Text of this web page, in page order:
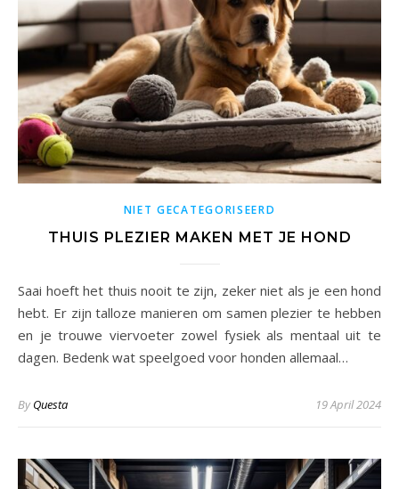
NIET GECATEGORISEERD
THUIS PLEZIER MAKEN MET JE HOND
Saai hoeft het thuis nooit te zijn, zeker niet als je een hond
hebt. Er zijn talloze manieren om samen plezier te hebben
en je trouwe viervoeter zowel fysiek als mentaal uit te
dagen. Bedenk wat speelgoed voor honden allemaal…
ByQuesta 19 April 2024